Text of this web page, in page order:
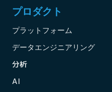
プロダクト
プラットフォーム
データエンジニアリング
分析
AI